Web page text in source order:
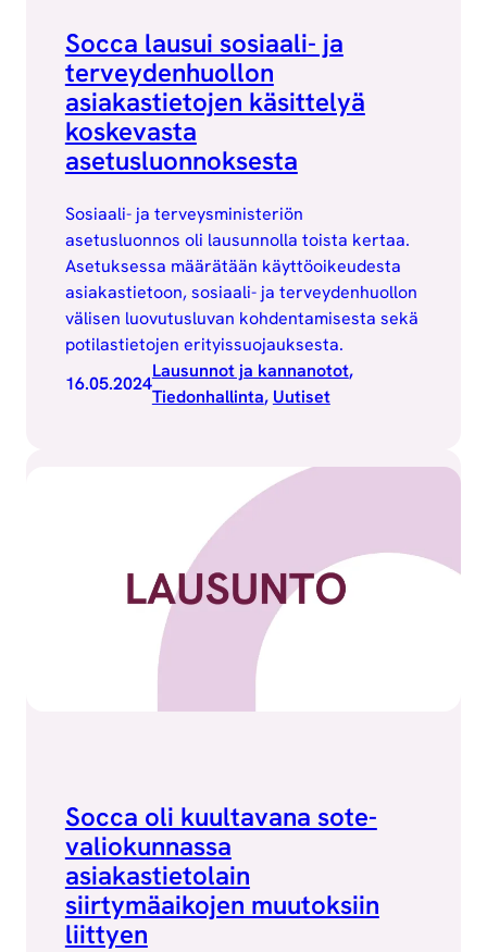
Socca lausui sosiaali- ja
terveydenhuollon
asiakastietojen käsittelyä
koskevasta
asetusluonnoksesta
Sosiaali- ja terveysministeriön
asetusluonnos oli lausunnolla toista kertaa.
Asetuksessa määrätään käyttöoikeudesta
asiakastietoon, sosiaali- ja terveydenhuollon
välisen luovutusluvan kohdentamisesta sekä
potilastietojen erityissuojauksesta.
16.05.2024
Lausunnot ja kannanotot,
Tiedonhallinta, Uutiset
Socca oli kuultavana sote-
valiokunnassa
asiakastietolain
siirtymäaikojen muutoksiin
liittyen